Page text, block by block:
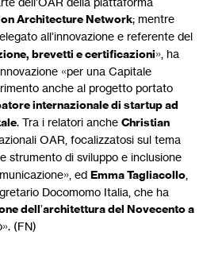
Architecture Network; mentre
all’innovazione e referente del
brevetti e certificazioni», ha
«per una Capitale
anche al progetto portato
internazionale di startup ad
. Tra i relatori anche Christian
OAR, focalizzatosi sul tema
strumento di sviluppo e inclusione
ed Emma Tagliacollo
Docomomo Italia, che ha
dell’architettura del Novecento a
(FN)